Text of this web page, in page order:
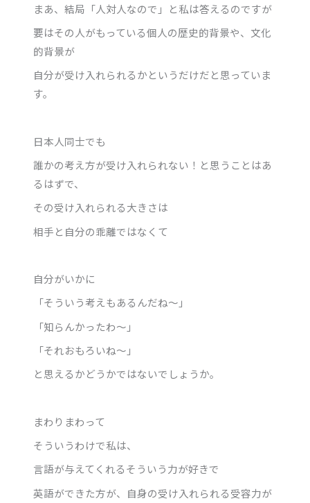
まあ、結局「人対人なので」と私は答えるのですが
要はその人がもっている個人の歴史的背景や、文化
的背景が
自分が受け入れられるかというだけだと思っていま
す。
日本人同士でも
誰かの考え方が受け入れられない！と思うことはあ
るはずで、
その受け入れられる大きさは
相手と自分の乖離ではなくて
自分がいかに
「そういう考えもあるんだね～」
「知らんかったわ～」
「それおもろいね～」
と思えるかどうかではないでしょうか。
まわりまわって
そういうわけで私は、
言語が与えてくれるそういう力が好きで
英語ができた方が、自身の受け入れられる受容力が